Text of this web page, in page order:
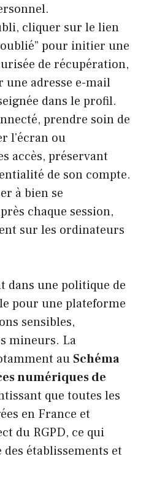
cliquer sur le lien
oublié” pour initier une
de récupération,
une adresse e-mail
dans le profil.
prendre soin de
l’écran ou
accès, préservant
de son compte.
à bien se
chaque session,
sur les ordinateurs
dans une politique de
pour une plateforme
sensibles,
mineurs. La
au Schéma
numériques de
que toutes les
en France et
du RGPD, ce qui
établissements et